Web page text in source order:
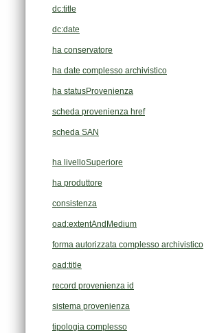
dc:title
dc:date
ha conservatore
ha date complesso archivistico
ha statusProvenienza
scheda provenienza href
scheda SAN
ha livelloSuperiore
ha produttore
consistenza
oad:extentAndMedium
forma autorizzata complesso archivistico
oad:title
record provenienza id
sistema provenienza
tipologia complesso